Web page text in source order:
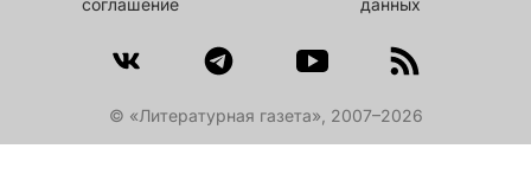
© «Литературная газета», 2007–2026